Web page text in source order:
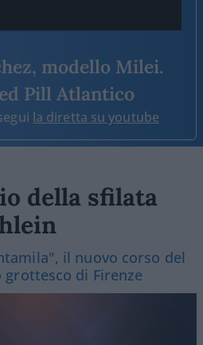
modello Milei.
Pill Atlantico
la diretta su youtube
della sfilata
il nuovo corso del
di Firenze